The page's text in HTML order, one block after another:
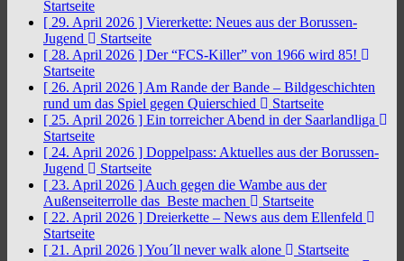
Startseite
[ 29. April 2026 ] Viererkette: Neues aus der Borussen-
Jugend
Startseite
[ 28. April 2026 ] Der “FCS-Killer” von 1966 wird 85!
Startseite
[ 26. April 2026 ] Am Rande der Bande – Bildgeschichten
rund um das Spiel gegen Quierschied
Startseite
[ 25. April 2026 ] Ein torreicher Abend in der Saarlandliga
Startseite
[ 24. April 2026 ] Doppelpass: Aktuelles aus der Borussen-
Jugend
Startseite
[ 23. April 2026 ] Auch gegen die Wambe aus der
Außenseiterrolle das Beste machen
Startseite
[ 22. April 2026 ] Dreierkette – News aus dem Ellenfeld
Startseite
[ 21. April 2026 ]You´ll never walk alone
Startseite